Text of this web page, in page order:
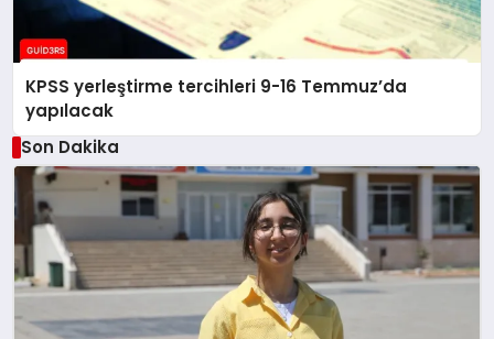
KPSS yerleştirme tercihleri 9-16 Temmuz’da
yapılacak
Son Dakika